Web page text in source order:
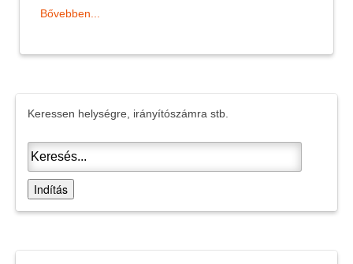
Bővebben...
Keressen helységre, irányítószámra stb.
Indítás